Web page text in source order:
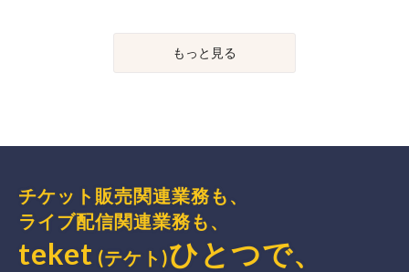
もっと見る
チケット販売関連業務も、
ライブ配信関連業務も、
teket (テケト)ひとつで、